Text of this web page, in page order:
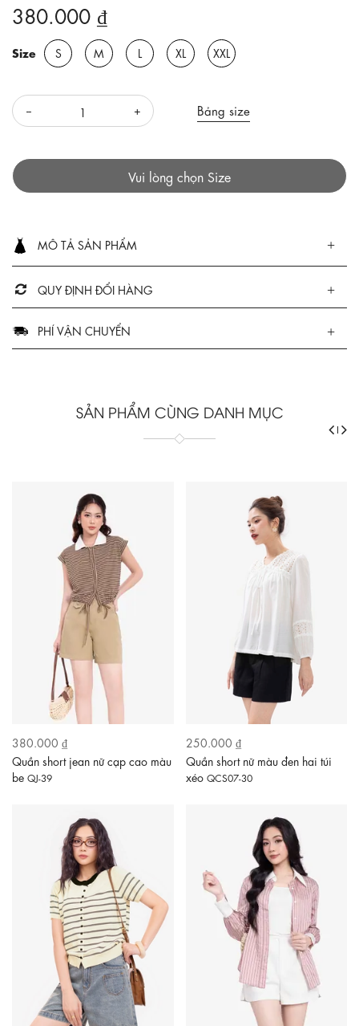
380.000 ₫
Size S M L XL XXL
Bảng size
Vui lòng chọn Size
MÔ TẢ SẢN PHẨM
QUY ĐỊNH ĐỔI HÀNG
PHÍ VẬN CHUYỂN
SẢN PHẨM CÙNG DANH MỤC
380.000 ₫
Quần short jean nữ cạp cao màu
be QJ-39
250.000 ₫
Quần short nữ màu đen hai túi
xéo QCS07-30